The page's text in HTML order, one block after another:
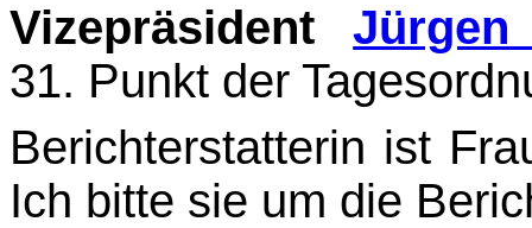
Vizepräsident
31. Punkt der
Berichterstatterin ist
Ich bitte sie um die